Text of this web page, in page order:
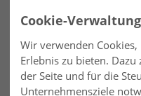
Cookie-Verwaltung
Wir verwenden
Erlebnis zu bieten.
der Seite und für die
Unternehmensziele